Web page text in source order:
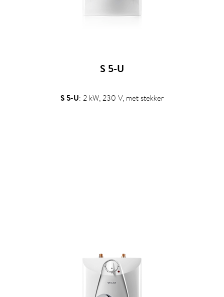
S 5-U
S 5-U: 2 kW, 230 V, met stekker